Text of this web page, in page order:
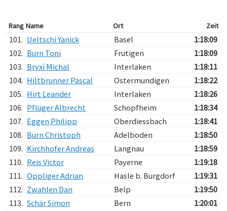
Rang Name Ort Zeit
101. Ueltschi Yanick Basel
1:18:09
102. Burn Toni Frutigen
1:18:09
103. Bryxí Michal Interlaken
1:18:11
104. Hiltbrunner Pascal Ostermundigen
1:18:22
105. Hirt Leander Interlaken
1:18:26
106. Pflüger Albrecht Schopfheim
1:18:34
107. Eggen Philipp Oberdiessbach
1:18:41
108. Burn Christoph Adelboden
1:18:50
109. Kirchhofer Andreas Langnau
1:18:59
110. Reis Victor Payerne
1:19:18
111. Oppliger Adrian Hasle b. Burgdorf
1:19:31
112. Zwahlen Dan Belp
1:19:50
113. Schär Simon Bern
1:20:01